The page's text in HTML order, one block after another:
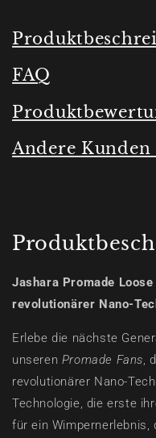
FAQ
Andere Kunden
Jashara Promade
revolutionärer Nano-
Erlebe die nächste
unseren Promade Fans ,
revolutionärer Nano-
Technologie, die erste
für ein Wimpernerlebnis,